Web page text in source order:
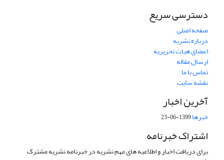
دسترسی سریع
صفحه اصلی
درباره نشریه
اعضای هیات تحریریه
ارسال مقاله
تماس با ما
نقشه سایت
آخرین اخبار
خبرها1399-06-23
اشتراک خبرنامه
برای دریافت اخبار و اطلاعیه های مهم نشریه در خبرنامه نشریه مشترک